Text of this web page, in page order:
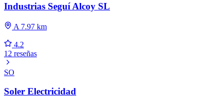
Industrias Seguí Alcoy SL
A 7.97 km
4.2
12 reseñas
SO
Soler Electricidad